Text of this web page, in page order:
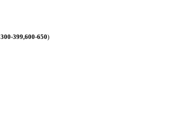
300-399,600-650)